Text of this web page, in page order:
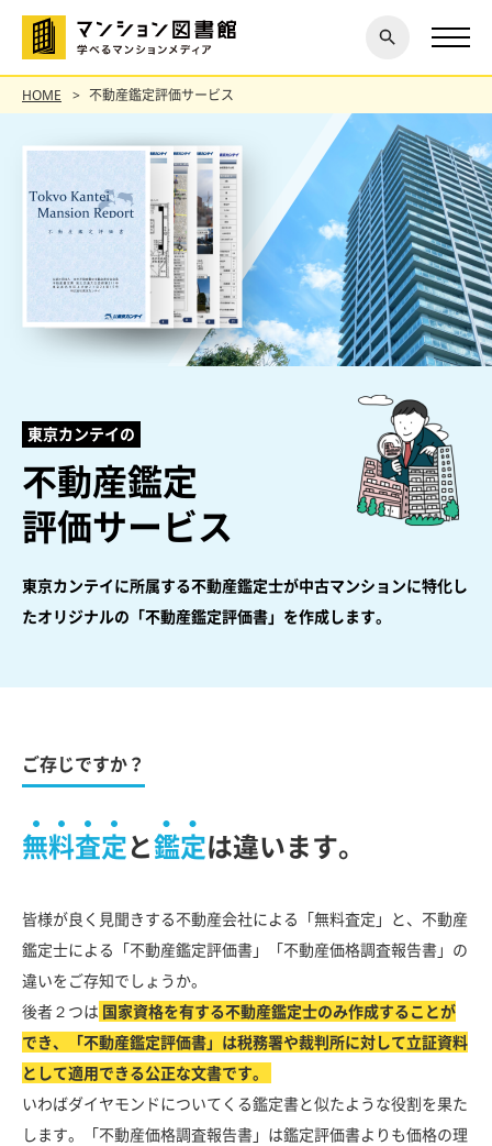
探す
閉じ
る
HOME 不動産鑑定評価サービス
東京カンテイの
不動産鑑定
評価サービス
東京カンテイに所属する不動産鑑定士が中古マンションに特化し
たオリジナルの「不動産鑑定評価書」を作成します。
ご存じですか？
無料査定と鑑定は違います。
皆様が良く見聞きする不動産会社による「無料査定」と、不動産
鑑定士による「不動産鑑定評価書」「不動産価格調査報告書」の
違いをご存知でしょうか。
後者２つは 国家資格を有する不動産鑑定士のみ作成することが
でき、「不動産鑑定評価書」は税務署や裁判所に対して立証資料
として適用できる公正な文書です。
いわばダイヤモンドについてくる鑑定書と似たような役割を果た
します。「不動産価格調査報告書」は鑑定評価書よりも価格の理